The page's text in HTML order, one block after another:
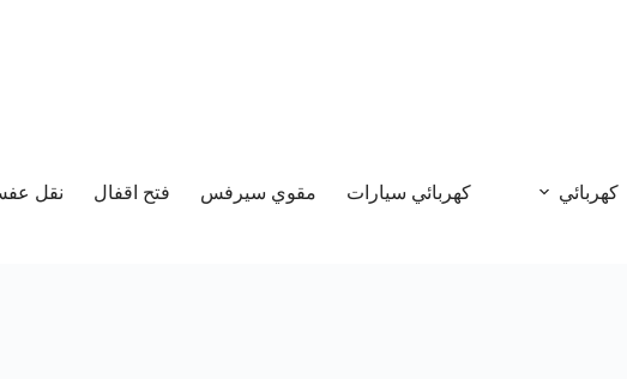
كهربائي كهربائي سيارات مقوي سيرفس فتح اقفال نقل